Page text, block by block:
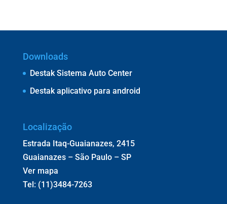
Downloads
Destak Sistema Auto Center
Destak aplicativo para android
Localização
Estrada Itaq-Guaianazes, 2415
Guaianazes – São Paulo – SP
Ver mapa
Tel: (11)3484-7263